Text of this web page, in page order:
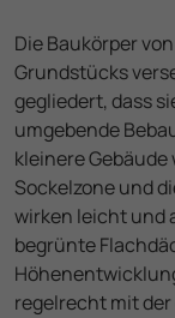
Die Baukörper
Grundstücks
gegliedert, dass
umgebende
kleinere
Sockelzone und
wirken leicht und
begrünte
regelrecht mit